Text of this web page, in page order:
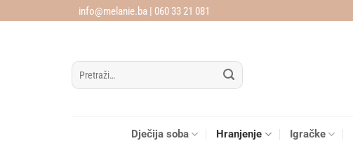
info@melanie.ba | 060 33 21 081
Pretraži:
Dječija soba Hranjenje Igračke